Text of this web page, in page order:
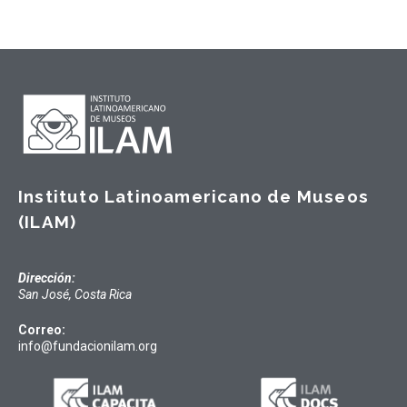
Instituto Latinoamericano de Museos
(ILAM)
Dirección:
San José, Costa Rica
Correo:
info@fundacionilam.org